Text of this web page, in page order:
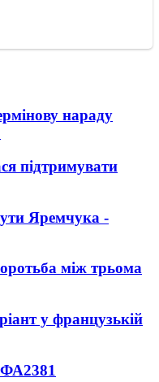
нараду
підтримувати
Яремчука -
між трьома
у французькій
2381